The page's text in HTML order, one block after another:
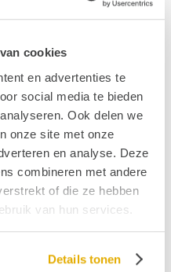
cookies
en advertenties te
social media te bieden
Ook delen we
onze site met onze
en analyse. Deze
combineren met andere
of die ze hebben
van hun services.
Details tonen
1
in Nederland
genoeg
gebouwen
eenvoudig via